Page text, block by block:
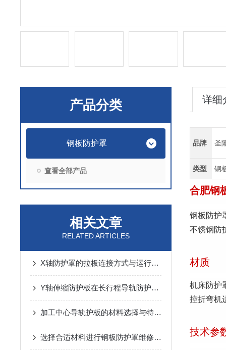
产品分类
钢板防护罩
查看全部产品
相关文章
RELATED ARTICLES
X轴防护罩的拉板连接方式与运行噪音控制
Y轴伸缩防护板在长行程导轨防护中的设计与应用
加工中心导轨护板的材料选择与特点说明
选择合适材料进行钢板防护罩维修与更换
详细
品牌 圣
类型 钢
合肥钢
钢板防护
不锈钢防
材质
机床防护
控折弯机
技术参